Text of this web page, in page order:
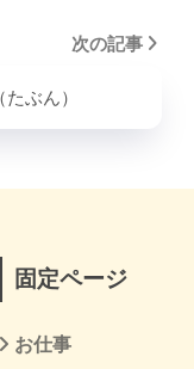
次の記事
ぶん）
固定ページ
お仕事